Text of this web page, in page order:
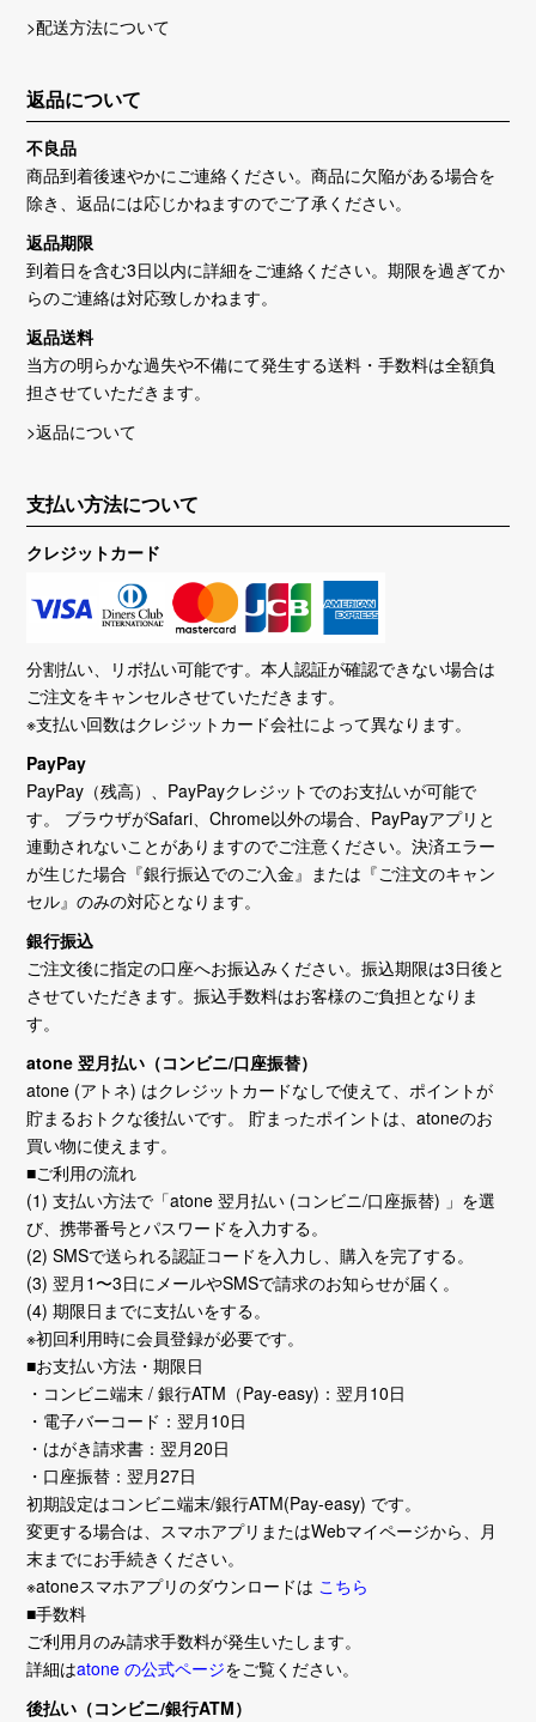
>配送方法について
返品について
不良品
商品到着後速やかにご連絡ください。商品に欠陥がある場合を
除き、返品には応じかねますのでご了承ください。
返品期限
到着日を含む3日以内に詳細をご連絡ください。期限を過ぎてか
らのご連絡は対応致しかねます。
返品送料
当方の明らかな過失や不備にて発生する送料・手数料は全額負
担させていただきます。
>返品について
支払い方法について
クレジットカード
分割払い、リボ払い可能です。本人認証が確認できない場合は
ご注文をキャンセルさせていただきます。
※支払い回数はクレジットカード会社によって異なります。
PayPay
PayPay（残高）、PayPayクレジットでのお支払いが可能で
す。 ブラウザがSafari、Chrome以外の場合、PayPayアプリと
連動されないことがありますのでご注意ください。決済エラー
が生じた場合『銀行振込でのご入金』または『ご注文のキャン
セル』のみの対応となります。
銀行振込
ご注文後に指定の口座へお振込みください。振込期限は3日後と
させていただきます。振込手数料はお客様のご負担となりま
す。
atone 翌月払い（コンビニ/口座振替）
atone (アトネ) はクレジットカードなしで使えて、ポイントが
貯まるおトクな後払いです。 貯まったポイントは、atoneのお
買い物に使えます。
■ご利用の流れ
(1) 支払い方法で「atone 翌月払い (コンビニ/口座振替) 」を選
び、携帯番号とパスワードを入力する。
(2) SMSで送られる認証コードを入力し、購入を完了する。
(3) 翌月1〜3日にメールやSMSで請求のお知らせが届く。
(4) 期限日までに支払いをする。
※初回利用時に会員登録が必要です。
■お支払い方法・期限日
・コンビニ端末 / 銀行ATM（Pay-easy)：翌月10日
・電子バーコード：翌月10日
・はがき請求書：翌月20日
・口座振替：翌月27日
初期設定はコンビニ端末/銀行ATM(Pay-easy) です。
変更する場合は、スマホアプリまたはWebマイページから、月
末までにお手続きください。
※atoneスマホアプリのダウンロードは こちら
■手数料
ご利用月のみ請求手数料が発生いたします。
詳細はatone の公式ページをご覧ください。
後払い（コンビニ/銀行ATM）